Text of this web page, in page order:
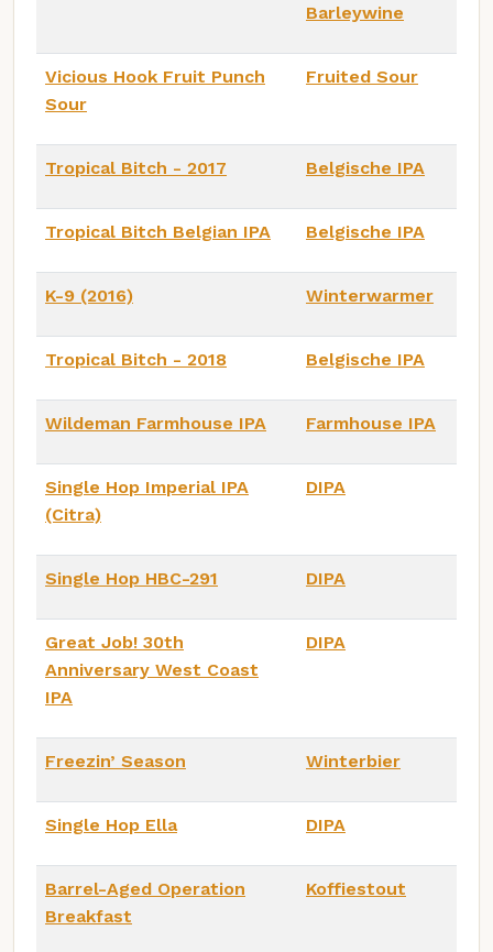
Barleywine
Vicious Hook Fruit Punch
Sour
Fruited Sour
Tropical Bitch - 2017 Belgische IPA
Tropical Bitch Belgian IPA Belgische IPA
K-9 (2016) Winterwarmer
Tropical Bitch - 2018 Belgische IPA
Wildeman Farmhouse IPA Farmhouse IPA
Single Hop Imperial IPA
(Citra)
DIPA
Single Hop HBC-291 DIPA
Great Job! 30th
Anniversary West Coast
IPA
DIPA
Freezin’ Season Winterbier
Single Hop Ella DIPA
Barrel-Aged Operation
Breakfast
Koffiestout